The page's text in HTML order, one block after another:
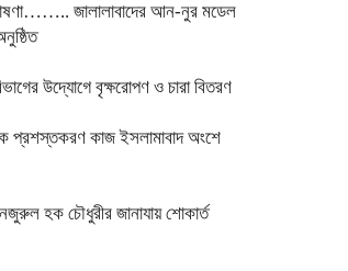
জালালাবাদের আন-নুর মডেল
উদ্যোগে বৃক্ষরোপণ ও চারা বিতরণ
প্রশস্তকরণ কাজ ইসলামাবাদ অংশে
হক চৌধুরীর জানাযায় শোকার্ত